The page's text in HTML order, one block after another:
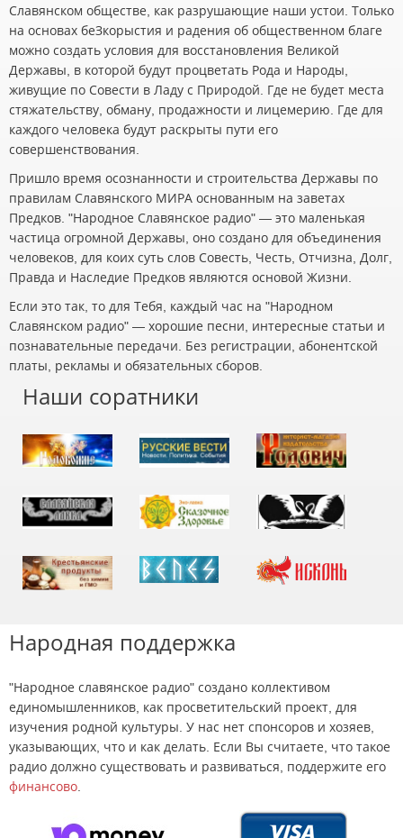
Славянском обществе, как разрушающие наши устои. Только
на основах беЗкорыстия и радения об общественном благе
можно создать условия для восстановления Великой
Державы, в которой будут процветать Рода и Народы,
живущие по Совести в Ладу с Природой. Где не будет места
стяжательству, обману, продажности и лицемерию. Где для
каждого человека будут раскрыты пути его
совершенствования.
Пришло время осознанности и строительства Державы по
правилам Славянского МИРА основанным на заветах
Предков. "Народное Славянское радио" — это маленькая
частица огромной Державы, оно создано для объединения
человеков, для коих суть слов Совесть, Честь, Отчизна, Долг,
Правда и Наследие Предков являются основой Жизни.
Если это так, то для Тебя, каждый час на "Народном
Славянском радио" — хорошие песни, интересные статьи и
познавательные передачи. Без регистрации, абонентской
платы, рекламы и обязательных сборов.
Наши соратники
Народная поддержка
"Народное славянское радио" создано коллективом
единомышленников, как просветительский проект, для
изучения родной культуры. У нас нет спонсоров и хозяев,
указывающих, что и как делать. Если Вы считаете, что такое
радио должно существовать и развиваться, поддержите его
финансово.